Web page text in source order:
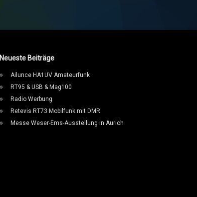
Neueste Beiträge
Ailunce HA1UV Amateurfunk
RT95 & USB & Mag100
Radio Werbung
Retevis RT73 Mobilfunk mit DMR
Messe Weser-Ems-Ausstellung in Aurich